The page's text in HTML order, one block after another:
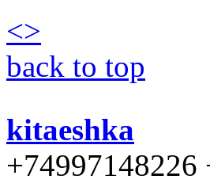
<>
back to top
kitaeshka
+74997148226